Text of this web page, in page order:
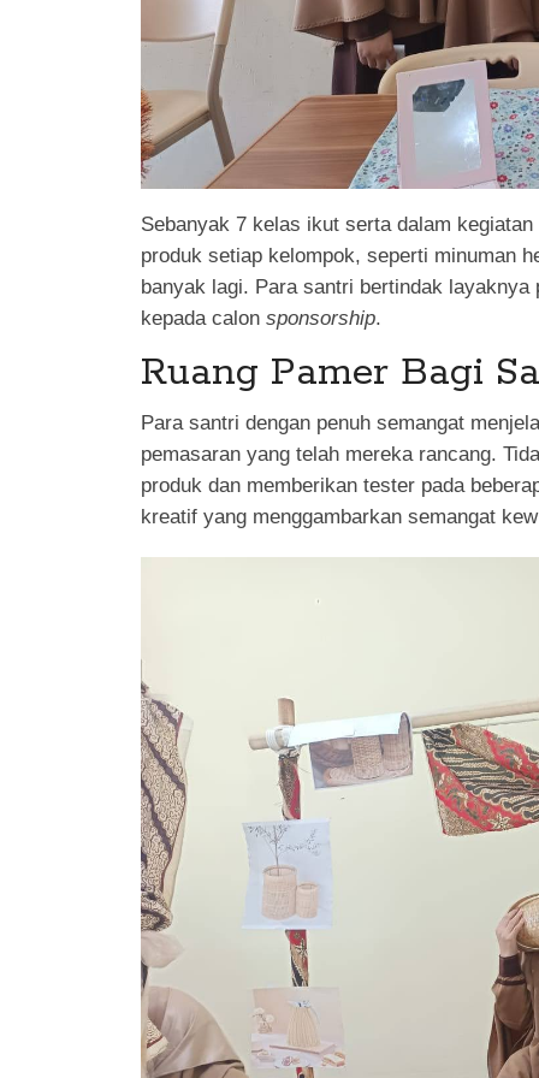
Sebanyak 7 kelas ikut serta dalam
produk setiap kelompok, seperti minuman
banyak lagi. Para santri bertindak
kepada calon sponsorship.
Ruang Pamer Bagi
Para santri dengan penuh semangat
pemasaran yang telah mereka rancang.
produk dan memberikan tester pada
kreatif yang menggambarkan semangat